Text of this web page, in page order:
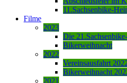
11.Sachsenbike-
Filme
2023
Die
Bikerweihnacht
2022
Vereinsausfahrt
Bikerweihnacht
2021